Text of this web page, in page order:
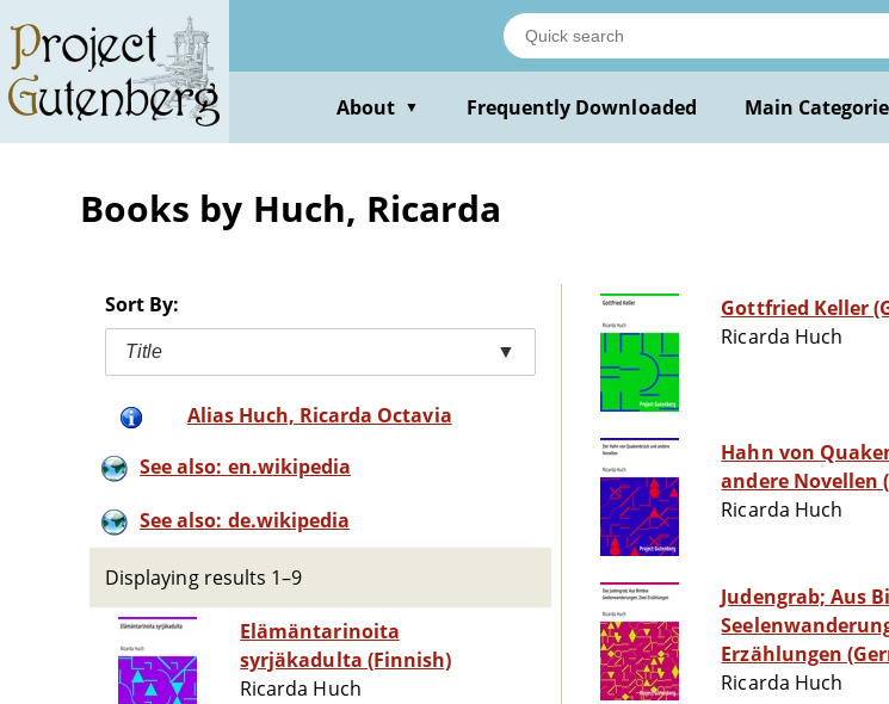
main
content
About ▼ Frequently Downloaded Main
Books by Huch, Ricarda
Sort By:
Title ▼
Alias Huch, Ricarda Octavia
See also: en.wikipedia
See also: de.wikipedia
Displaying results 1–9
Elämäntarinoita
syrjäkadulta (Finnish)
Ricarda Huch
Gottfried Keller
Ricarda Huch
Hahn von
andere Novellen
Ricarda Huch
Judengrab; Aus
Erzählungen
Ricarda Huch